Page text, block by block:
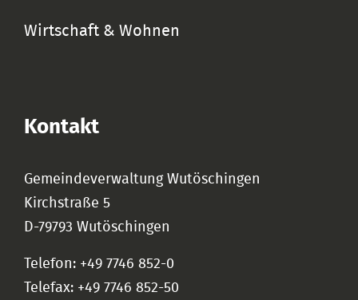
Wirtschaft & Wohnen
Kontakt
Gemeindeverwaltung Wutöschingen
Kirchstraße 5
D-79793 Wutöschingen
Telefon: +49 7746 852-0
Telefax: +49 7746 852-50